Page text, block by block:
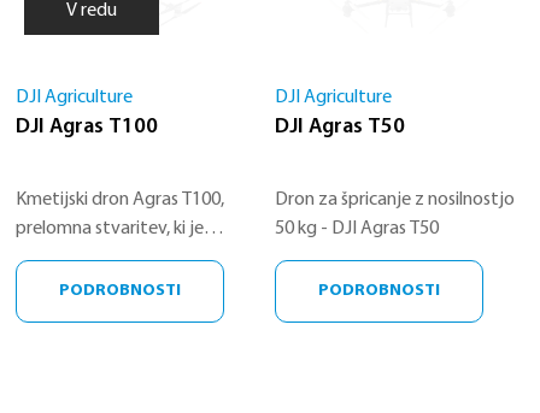
DJI Agriculture
DJI Agras T100
Kmetijski dron Agras T100,
prelomna stvaritev, ki je
nastajala dvanajst let, se
ponaša z največjo nosilnostjo
100 kg. Njegova operativna
PODROBNOSTI
DJI Agriculture
DJI Agras T50
Dron za špricanje z nosilnostjo
50 kg - DJI Agras T50
PODROBNOSTI
V redu